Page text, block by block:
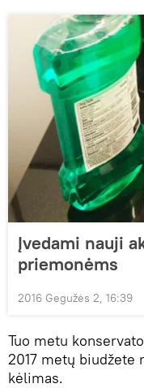
Įvedami nauji
priemonėms
2016 Gegužės 2, 16:39
Tuo metu
2017 metų biudžete
kėlimas.